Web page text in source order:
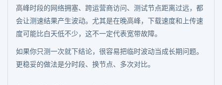
高峰时段的网络拥塞、跨运营商访问、测试节点距离过远，都
会让测速结果产生波动。尤其是在晚高峰，下载速度和上传速
度可能比白天低不少，这不一定代表宽带故障。
如果你只测一次就下结论，很容易把临时波动当成长期问题。
更稳妥的做法是分时段、换节点、多次对比。